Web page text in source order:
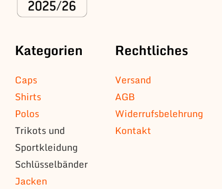
Kategorien
Caps
Shirts
Polos
Trikots und
Sportkleidung
Schlüsselbänder
Jacken
Rechtliches
Versand
AGB
Widerrufsbelehrung
Kontakt